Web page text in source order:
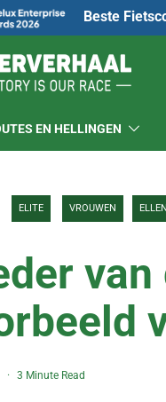
Beste
EN HELLINGEN
ELITE VROUWEN
3 Minute Read